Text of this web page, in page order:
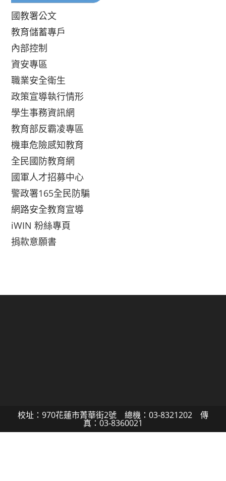
國教署公文
教育儲蓄專戶
內部控制
資安專區
職業安全衛生
政策宣導執行情形
學生事務資訊網
教育部反霸凌專區
機車危險感知教育
全民國防教育網
國軍人才招募中心
警政署165全民防騙
網路安全教育宣導
iWIN 粉絲專頁
捐款意願書
校址：970花蓮市菁華街2號 總機：03-8321202 傳
真：03-8360021